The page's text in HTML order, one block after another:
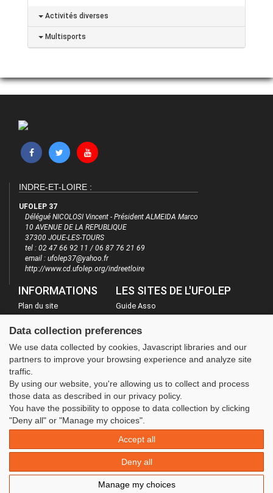
Activités diverses
Multisports
INDRE-ET-LOIRE :
UFOLEP 37
Délégué NICOLOSI Vincent - Président ALMEIDA Marco
10 AVENUE DE LA REPUBLIQUE
37300 JOUE-LES-TOURS
tel : 02 47 66 92 11 / 06 87 76 21 69
email : ufolep37@yahoo.fr
http://www.cd.ufolep.org/indreetloire
INFORMATIONS
Plan du site
Mentions légales
Administration
LES SITES DE L'UFOLEP
Guide Asso
Inscriptions évènements
© 2020 UFOLEP . All rights reserved | Design by
Data collection preferences
We use data collected by cookies, Javascript libraries and our
partners to improve your browsing experience and analyze site
traffic.
By using our website, you're allowing us to collect and process
those data as described in our privacy policy.
You have the possibility to oppose to data collection by clicking
"Deny all" or "Manage my choices".
Accept all
Deny all
Manage my choices